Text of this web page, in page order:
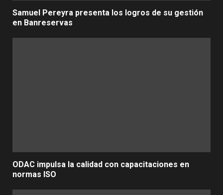
Samuel Pereyra presenta los logros de su gestión
en Banreservas
ODAC impulsa la calidad con capacitaciones en
normas ISO